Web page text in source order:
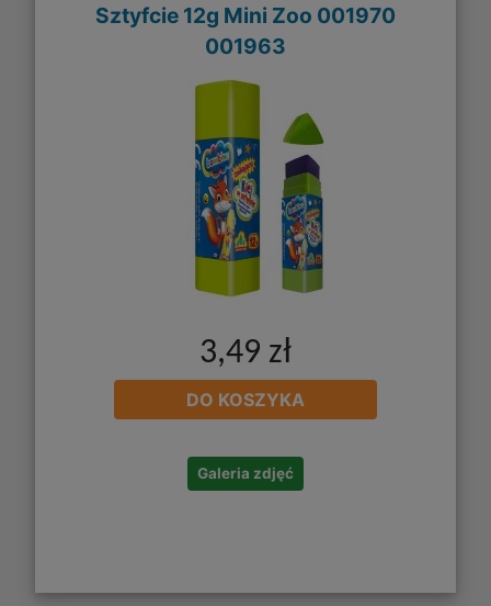
Sztyfcie 12g Mini Zoo 001970
001963
3,49 zł
DO KOSZYKA
Galeria zdjęć